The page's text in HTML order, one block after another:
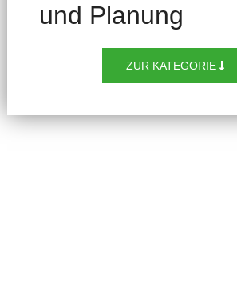
und Planung
ZUR KATEGORIE